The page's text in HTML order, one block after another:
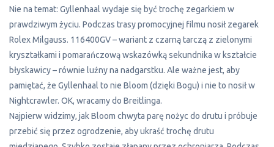
Nie na temat: Gyllenhaal wydaje się być trochę zegarkiem w
prawdziwym życiu. Podczas trasy promocyjnej filmu nosił zegarek
Rolex Milgauss. 116400GV – wariant z czarną tarczą z zielonymi
kryształkami i pomarańczową wskazówką sekundnika w kształcie
błyskawicy – równie luźny na nadgarstku. Ale ważne jest, aby
pamiętać, że Gyllenhaal to nie Bloom (dzięki Bogu) i nie to nosił w
Nightcrawler. OK, wracamy do Breitlinga.
Najpierw widzimy, jak Bloom chwyta parę nożyc do drutu i próbuje
przebić się przez ogrodzenie, aby ukraść trochę drutu